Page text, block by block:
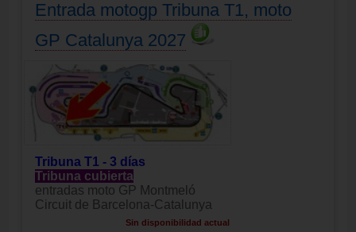
Entrada motogp Tribuna T1, moto
GP Catalunya 2027
Tribuna T1 - 3 días
Tribuna cubierta
entradas moto GP Montmeló
Circuit de Barcelona-Catalunya
Sin disponibilidad actual